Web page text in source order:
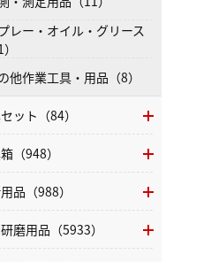
レー・オイル・グリース
他作業工具・用品（8）
ット（84）
（948）
品（988）
磨用品（5933）